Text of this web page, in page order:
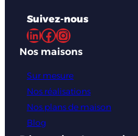
Suivez-nous
LinkedIn Facebook Instagram
Nos maisons
Sur mesure
Nos réalisations
Nos plans de maison
Blog